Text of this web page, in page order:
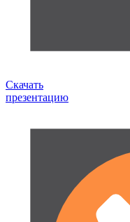
Скачать
презентацию